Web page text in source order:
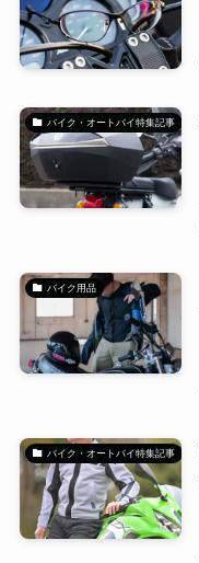
バイク・オートバイ特集記事
バイク用品
バイク・オートバイ特集記事